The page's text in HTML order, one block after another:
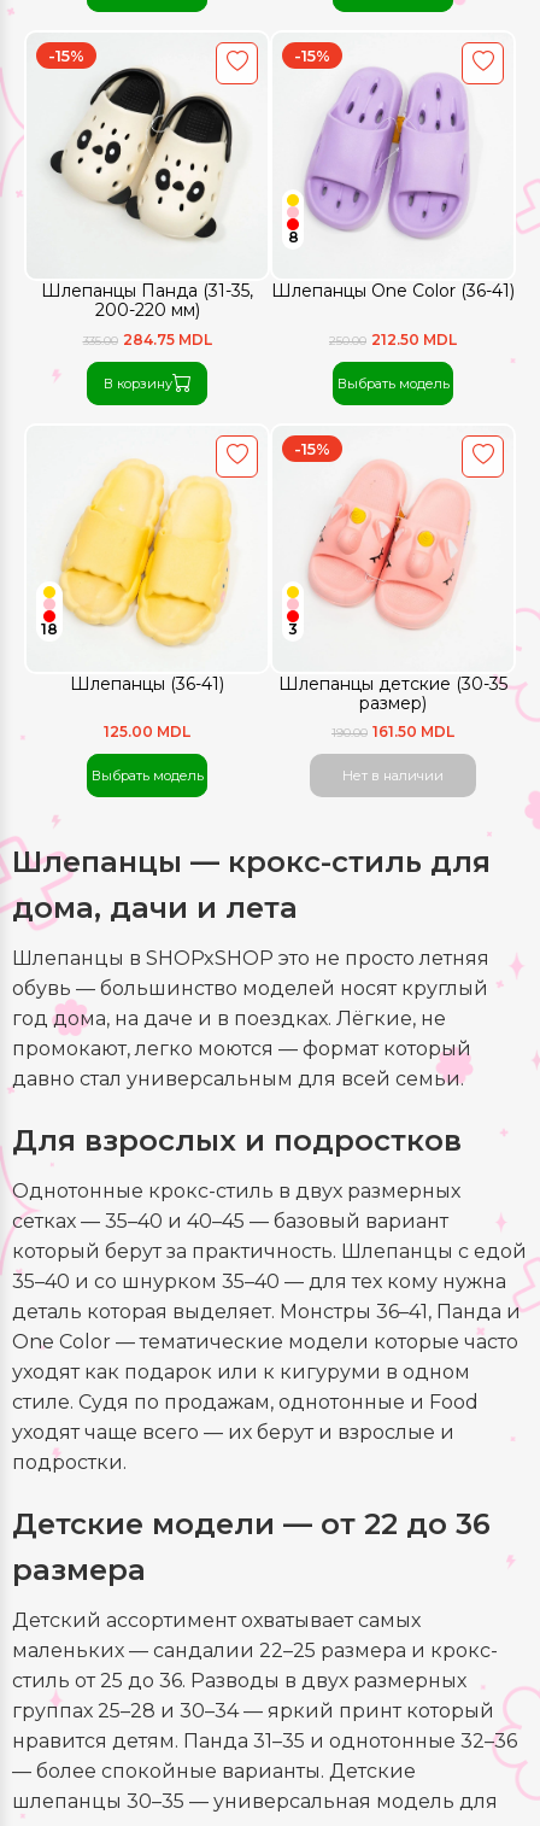
Шлепанцы Панда (31-35,
200-220 мм)
-15%
335.00 284.75 MDL
В корзину
Шлепанцы One Color (36-41)
-15%
8
250.00 212.50 MDL
Выбрать модель
Шлепанцы (36-41)
18
125.00 MDL
Выбрать модель
Шлепанцы детские (30-35
размер)
-15%
3
190.00 161.50 MDL
Нет в наличии
Шлепанцы — крокс-стиль для
дома, дачи и лета
Шлепанцы в SHOPxSHOP это не просто летняя
обувь — большинство моделей носят круглый
год дома, на даче и в поездках. Лёгкие, не
промокают, легко моются — формат который
давно стал универсальным для всей семьи.
Для взрослых и подростков
Однотонные крокс-стиль в двух размерных
сетках — 35–40 и 40–45 — базовый вариант
который берут за практичность. Шлепанцы с едой
35–40 и со шнурком 35–40 — для тех кому нужна
деталь которая выделяет. Монстры 36–41, Панда и
One Color — тематические модели которые часто
уходят как подарок или к кигуруми в одном
стиле. Судя по продажам, однотонные и Food
уходят чаще всего — их берут и взрослые и
подростки.
Детские модели — от 22 до 36
размера
Детский ассортимент охватывает самых
маленьких — сандалии 22–25 размера и крокс-
стиль от 25 до 36. Разводы в двух размерных
группах 25–28 и 30–34 — яркий принт который
нравится детям. Панда 31–35 и однотонные 32–36
— более спокойные варианты. Детские
шлепанцы 30–35 — универсальная модель для